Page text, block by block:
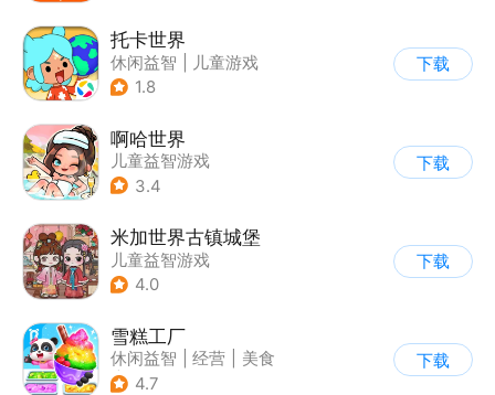
托卡世界
休闲益智
儿童游戏
1.8
下载
啊哈世界
儿童益智游戏
3.4
下载
米加世界古镇城堡
儿童益智游戏
4.0
下载
雪糕工厂
休闲益智 经营
美食
| 宝宝巴士
4.7
下载